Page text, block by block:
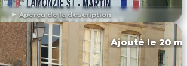
Aperçu de la description
DÉCOUVRIR L'ÉVÉNEMENT
Ajouté le 20